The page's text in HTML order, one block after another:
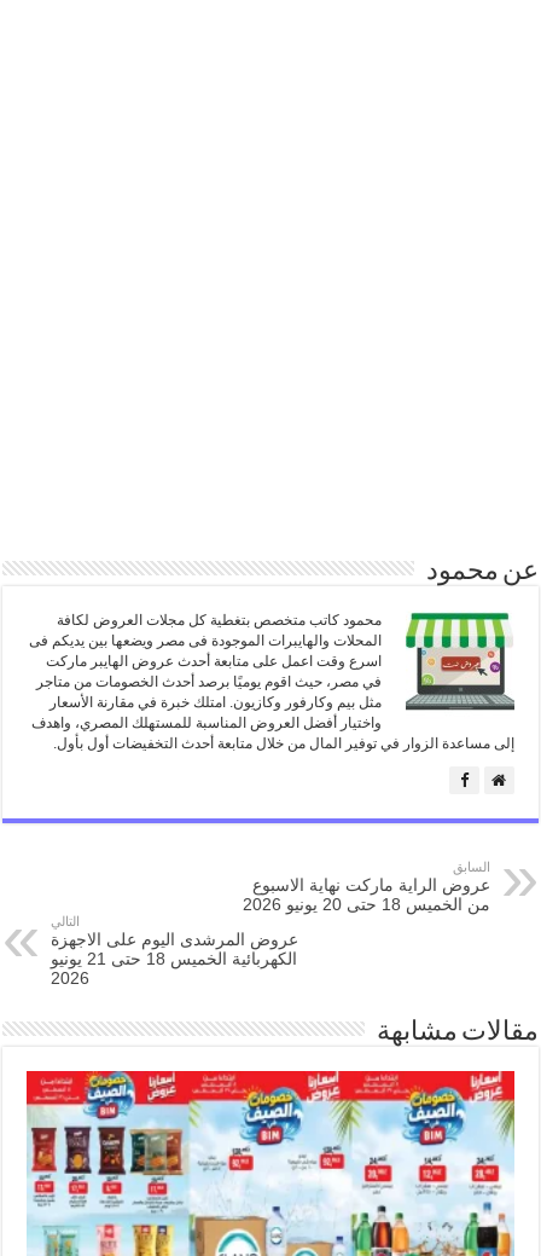
عن محمود
محمود كاتب متخصص بتغطية كل مجلات العروض لكافة
المحلات والهايبرات الموجودة فى مصر ويضعها بين يديكم فى
اسرع وقت اعمل على متابعة أحدث عروض الهايبر ماركت
في مصر، حيث اقوم يوميًا برصد أحدث الخصومات من متاجر
مثل بيم وكارفور وكازيون. امتلك خبرة في مقارنة الأسعار
واختيار أفضل العروض المناسبة للمستهلك المصري، واهدف
إلى مساعدة الزوار في توفير المال من خلال متابعة أحدث التخفيضات أول بأول.
السابق
عروض الراية ماركت نهاية الاسبوع
من الخميس 18 حتى 20 يونيو 2026
التالي
عروض المرشدى اليوم على الاجهزة
الكهربائية الخميس 18 حتى 21 يونيو
2026
مقالات مشابهة